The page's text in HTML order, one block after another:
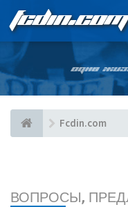
FCDIN.COM
ОДНА
Fcdin.com
ВОПРОСЫ,